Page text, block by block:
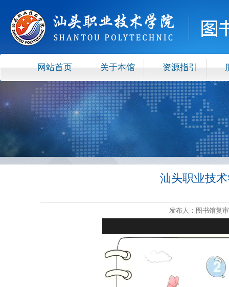
网站首页 关于本馆 资源指引
汕头职业技
发布人：图书馆复